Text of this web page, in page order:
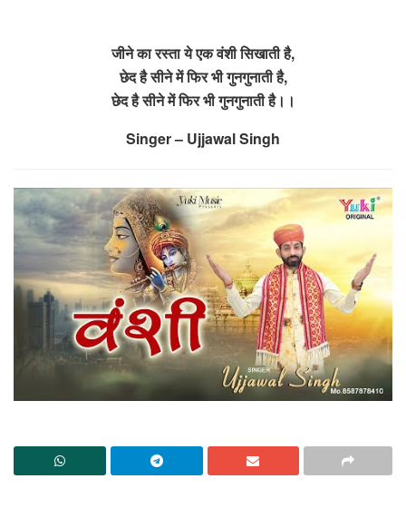
जीने का रस्ता ये एक वंशी सिखाती है,
छेद है सीने में फिर भी गुनगुनाती है,
छेद है सीने में फिर भी गुनगुनाती है।।
Singer – Ujjawal Singh